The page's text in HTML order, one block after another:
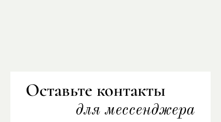
Оставьте контакты
для мессенджера